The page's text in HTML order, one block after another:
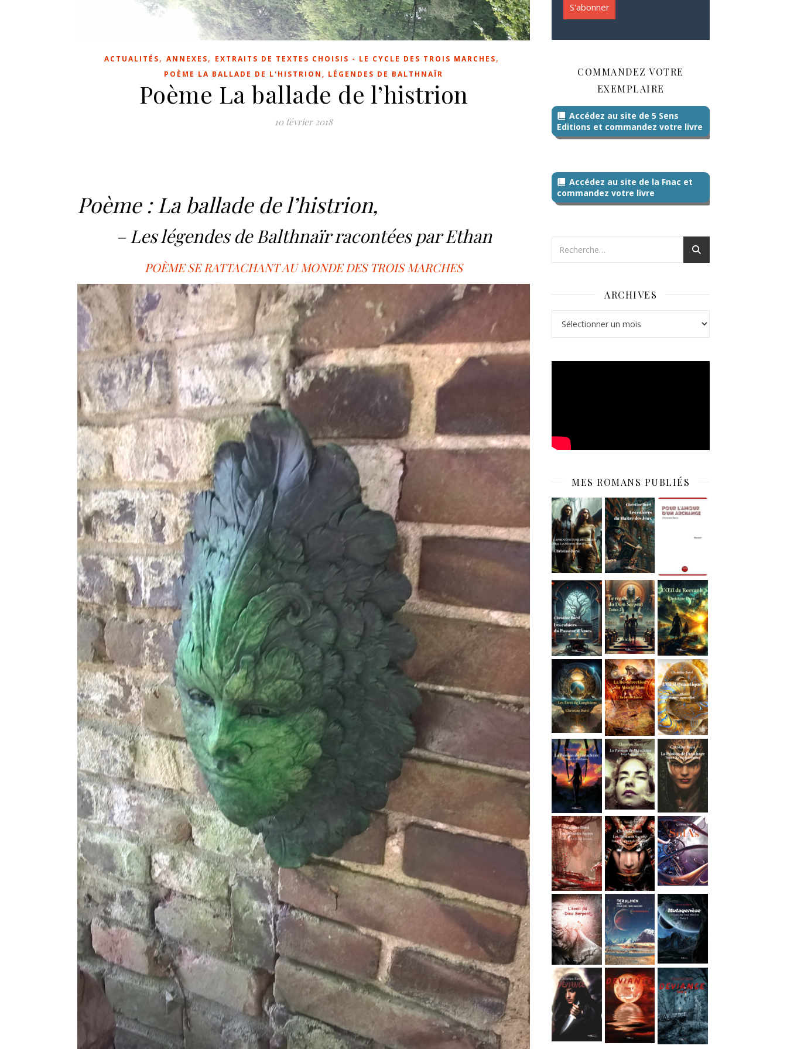
ACTUALITÉS, ANNEXES, EXTRAITS DE TEXTES CHOISIS - LE CYCLE DES TROIS MARCHES,
POÈME LA BALLADE DE L'HISTRION, LÉGENDES DE BALTHNAÏR
Poème La ballade de l’histrion
10 février 2018
Poème : La ballade de l’histrion,
– Les légendes de Balthnaïr racontées par Ethan
POÈME SE RATTACHANT AU MONDE DES TROIS MARCHES
COMMANDEZ VOTRE
EXEMPLAIRE
Accédez au site de 5 Sens
Editions et commandez votre livre
Accédez au site de la Fnac et
commandez votre livre
ARCHIVES
MES ROMANS PUBLIÉS